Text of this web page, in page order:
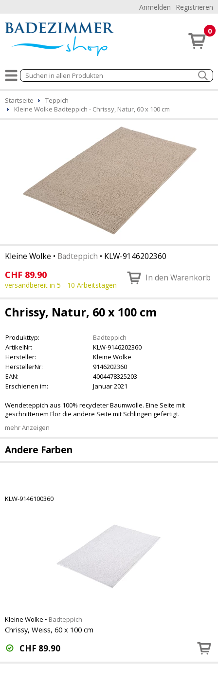
Anmelden Registrieren
0
Startseite
Teppich
Kleine Wolke Badteppich - Chrissy, Natur, 60 x 100 cm
Kleine Wolke • Badteppich • KLW-9146202360
CHF 89.90
versandbereit in 5 - 10 Arbeitstagen
In den Warenkorb
Chrissy, Natur, 60 x 100 cm
Produkttyp:
Badteppich
ArtikelNr:
KLW-9146202360
Hersteller:
Kleine Wolke
HerstellerNr:
9146202360
EAN:
4004478325203
Erschienen im:
Januar 2021
Wendeteppich aus 100% recycleter Baumwolle. Eine Seite mit
geschnittenem Flor die andere Seite mit Schlingen gefertigt.
mehr Anzeigen
Andere Farben
KLW-9146100360
Kleine Wolke • Badteppich
Chrissy, Weiss, 60 x 100 cm
CHF 89.90